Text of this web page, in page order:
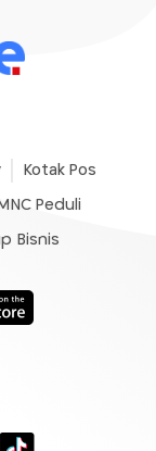
Kotak Pos
MNC Peduli
Bisnis